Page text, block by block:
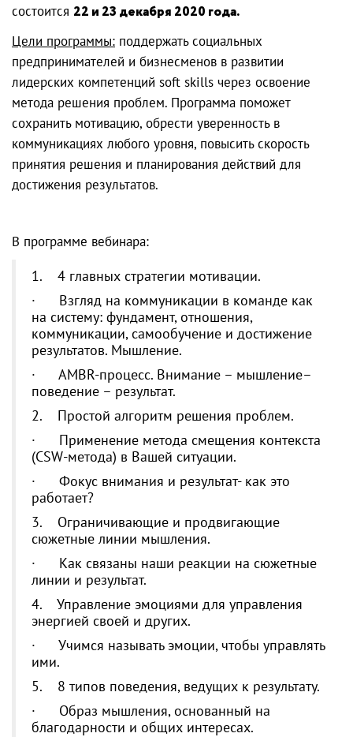
состоится 22 и 23 декабря 2020 года.
Цели программы: поддержать социальных
предпринимателей и бизнесменов в развитии
лидерских компетенций soft skills через освоение
метода решения проблем. Программа поможет
сохранить мотивацию, обрести уверенность в
коммуникациях любого уровня, повысить скорость
принятия решения и планирования действий для
достижения результатов.
В программе вебинара:
1. 4 главных стратегии мотивации.
· Взгляд на коммуникации в команде как
на систему: фундамент, отношения,
коммуникации, самообучение и достижение
результатов. Мышление.
· AMBR-процесс. Внимание – мышление–
поведение – результат.
2. Простой алгоритм решения проблем.
· Применение метода смещения контекста
(CSW-метода) в Вашей ситуации.
· Фокус внимания и результат- как это
работает?
3. Ограничивающие и продвигающие
сюжетные линии мышления.
· Как связаны наши реакции на сюжетные
линии и результат.
4. Управление эмоциями для управления
энергией своей и других.
· Учимся называть эмоции, чтобы управлять
ими.
5. 8 типов поведения, ведущих к результату.
· Образ мышления, основанный на
благодарности и общих интересах.